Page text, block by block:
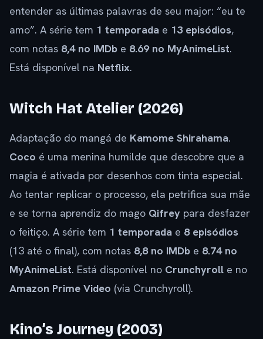
entender as últimas palavras de seu major: “eu te
amo”. A série tem 1 temporada e 13 episódios,
com notas 8,4 no IMDb e 8.69 no MyAnimeList.
Está disponível na Netflix.
Witch Hat Atelier (2026)
Adaptação do mangá de Kamome Shirahama.
Coco é uma menina humilde que descobre que a
magia é ativada por desenhos com tinta especial.
Ao tentar replicar o processo, ela petrifica sua mãe
e se torna aprendiz do mago Qifrey para desfazer
o feitiço. A série tem 1 temporada e 8 episódios
(13 até o final), com notas 8,8 no IMDb e 8.74 no
MyAnimeList. Está disponível no Crunchyroll e no
Amazon Prime Video (via Crunchyroll).
Kino’s Journey (2003)